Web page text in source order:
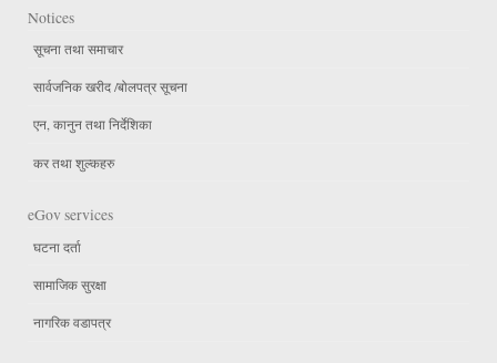
Notices
सूचना तथा समाचार
सार्वजनिक खरीद /बोलपत्र सूचना
एन, कानुन तथा निर्देशिका
कर तथा शुल्कहरु
eGov services
घटना दर्ता
सामाजिक सुरक्षा
नागरिक वडापत्र